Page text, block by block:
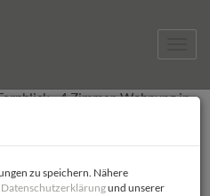
Berg- &
Wohnung in
zu speichern. Nähere
Datenschutzerklärungund unserer